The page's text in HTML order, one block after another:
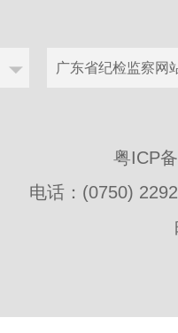
粤ICP
电话：(0750)